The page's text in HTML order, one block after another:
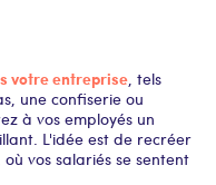
votre entreprise, tels
une confiserie ou
à vos employés un
L'idée est de recréer
vos salariés se sentent